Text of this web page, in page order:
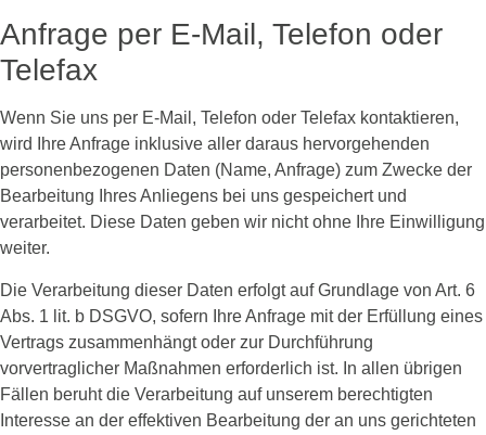
Anfrage per E-Mail, Telefon oder
Telefax
Wenn Sie uns per E-Mail, Telefon oder Telefax kontaktieren,
wird Ihre Anfrage inklusive aller daraus hervorgehenden
personenbezogenen Daten (Name, Anfrage) zum Zwecke der
Bearbeitung Ihres Anliegens bei uns gespeichert und
verarbeitet. Diese Daten geben wir nicht ohne Ihre Einwilligung
weiter.
Die Verarbeitung dieser Daten erfolgt auf Grundlage von Art. 6
Abs. 1 lit. b DSGVO, sofern Ihre Anfrage mit der Erfüllung eines
Vertrags zusammenhängt oder zur Durchführung
vorvertraglicher Maßnahmen erforderlich ist. In allen übrigen
Fällen beruht die Verarbeitung auf unserem berechtigten
Interesse an der effektiven Bearbeitung der an uns gerichteten